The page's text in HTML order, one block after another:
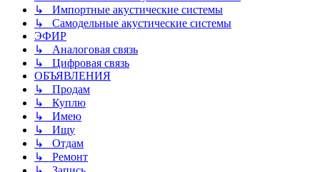
↳ Импортные акустические системы
↳ Самодельные акустические системы
ЭФИР
↳ Аналоговая связь
↳ Цифровая связь
ОБЪЯВЛЕНИЯ
↳ Продам
↳ Куплю
↳ Имею
↳ Ищу
↳ Отдам
↳ Ремонт